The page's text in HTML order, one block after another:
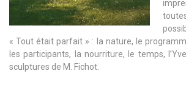
« Tout était parfait » : la nature, le
les participants, la nourriture, le temps,
sculptures de M. Fichot.